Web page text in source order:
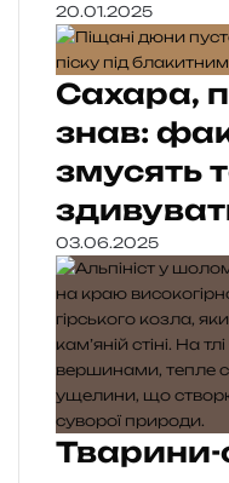
20.01.2025
Сахара,
знав:
змусять
03.06.2025
Тварини-